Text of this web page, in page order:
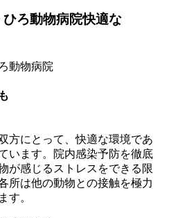
快適な
方にとって、快適な環境であ
います。院内感染予防を徹底
が感じるストレスをできる限
所は他の動物との接触を極力
す。